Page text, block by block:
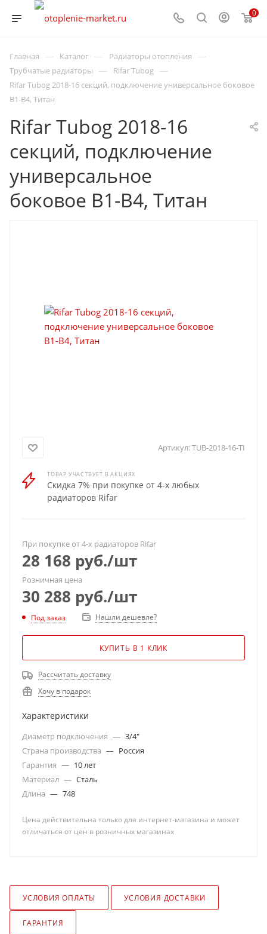
0
Главная — Каталог — Радиаторы отопления —
Трубчатые радиаторы — Rifar Tubog —
Rifar Tubog 2018-16 секций, подключение универсальное боковое
B1-B4, Титан
Rifar Tubog 2018-16
секций, подключение
универсальное
боковое B1-B4, Титан
Артикул:TUB-2018-16-TI
ТОВАР УЧАСТВУЕТ В АКЦИЯХ
Скидка 7% при покупке от 4-х любых
радиаторов Rifar
При покупке от 4-х радиаторов Rifar
28 168 руб./шт
Розничная цена
30 288 руб./шт
Под заказ Нашли дешевле?
КУПИТЬ В 1 КЛИК
Рассчитать доставку
Хочу в подарок
Характеристики
Диаметр подключения — 3/4"
Страна производства — Россия
Гарантия — 10 лет
Материал — Сталь
Длина — 748
Цена действительна только для интернет-магазина и может
отличаться от цен в розничных магазинах
УСЛОВИЯ ОПЛАТЫ УСЛОВИЯ ДОСТАВКИ
ГАРАНТИЯ